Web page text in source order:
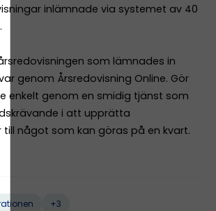
inlämnade via systemet av 40
som lämnades in
genom Årsredovisning Online. Gör
enkelt genom en smidig tjänst som
i att upprätta
till något som kan göras på en kvart.
+3